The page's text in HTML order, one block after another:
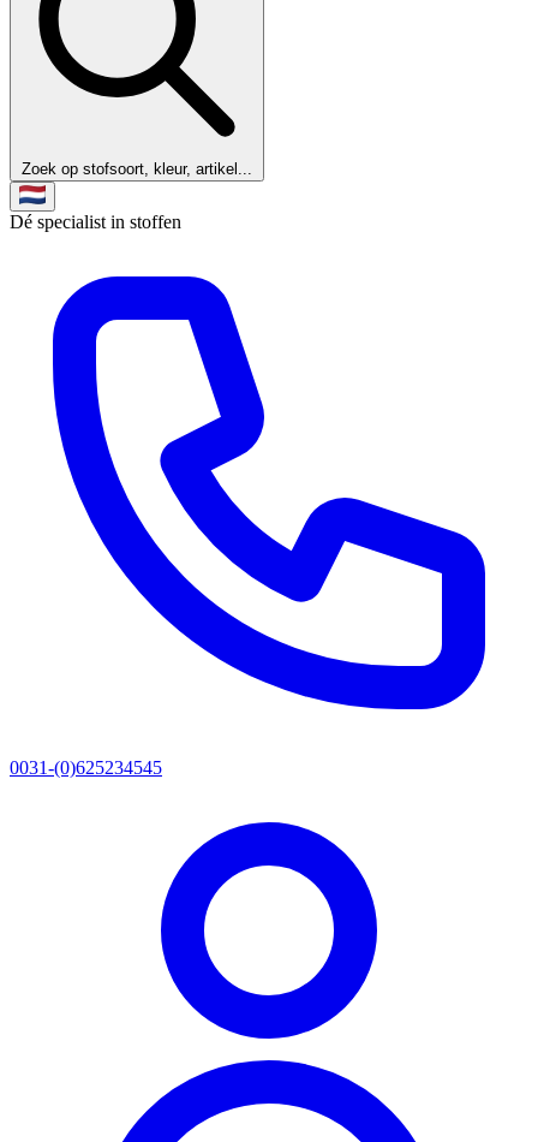
Zoek op stofsoort, kleur, artikel...
Dé specialist in stoffen
0031-(0)625234545